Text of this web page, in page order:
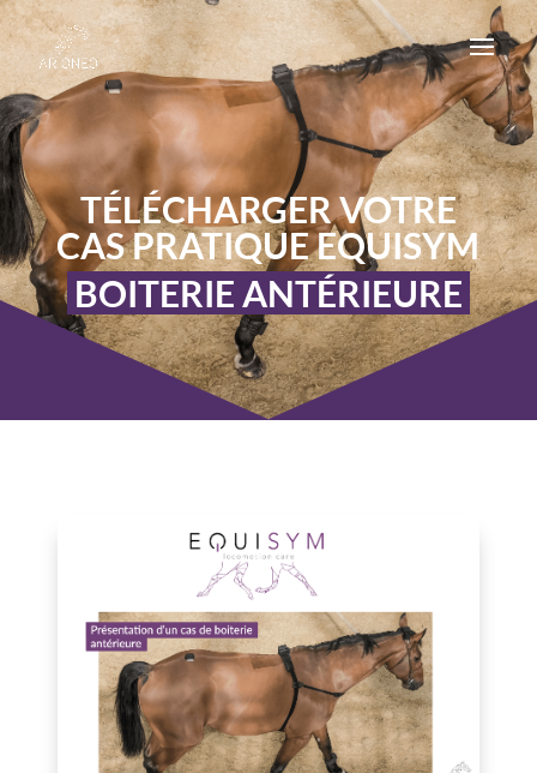
TÉLÉCHARGER VOTRE
CAS PRATIQUEEQUISYM
BOITERIE ANTÉRIEURE